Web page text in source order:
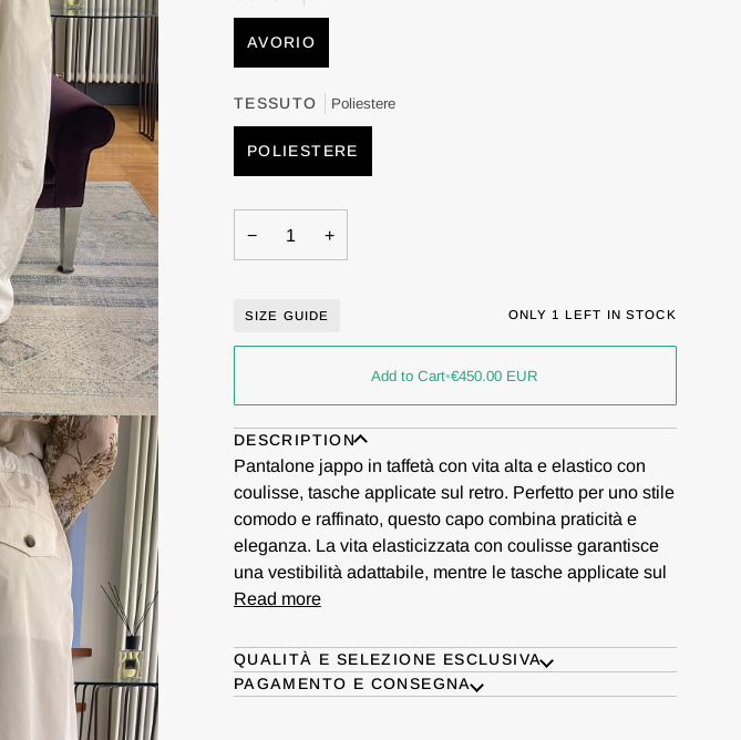
AVORIO
TESSUTO Poliestere
POLIESTERE
− +
SIZE GUIDE ONLY1 LEFT IN STOCK
Add to Cart•€450.00 EUR
DESCRIPTION
Pantalone jappo in taffetà con vita alta e elastico con
coulisse, tasche applicate sul retro. Perfetto per uno stile
comodo e raffinato, questo capo combina praticità e
eleganza. La vita elasticizzata con coulisse garantisce
una vestibilità adattabile, mentre le tasche applicate sul
Read more
QUALITÀ E SELEZIONE ESCLUSIVA
PAGAMENTO E CONSEGNA